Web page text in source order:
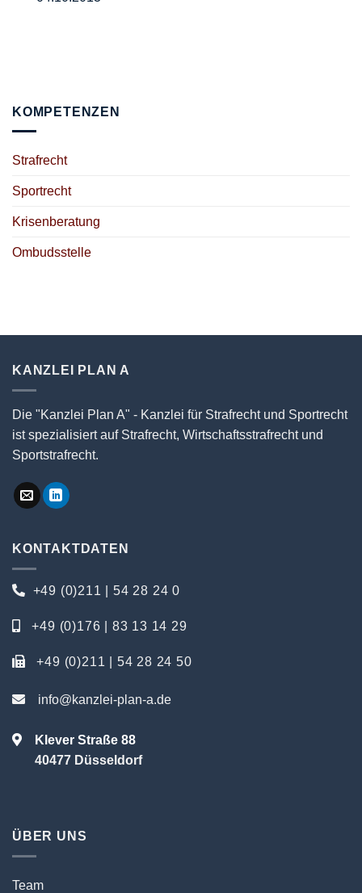
KOMPETENZEN
Strafrecht
Sportrecht
Krisenberatung
Ombudsstelle
KANZLEI PLAN A
Die "Kanzlei Plan A" - Kanzlei für Strafrecht und Sportrecht
ist spezialisiert auf Strafrecht, Wirtschaftsstrafrecht und
Sportstrafrecht.
KONTAKTDATEN
+49 (0)211 | 54 28 24 0
+49 (0)176 | 83 13 14 29
+49 (0)211 | 54 28 24 50
info@kanzlei-plan-a.de
Klever Straße 88
40477 Düsseldorf
ÜBER UNS
Team